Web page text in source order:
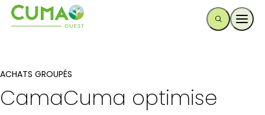
ACHATS GROUPÉS
CamaCuma optimise